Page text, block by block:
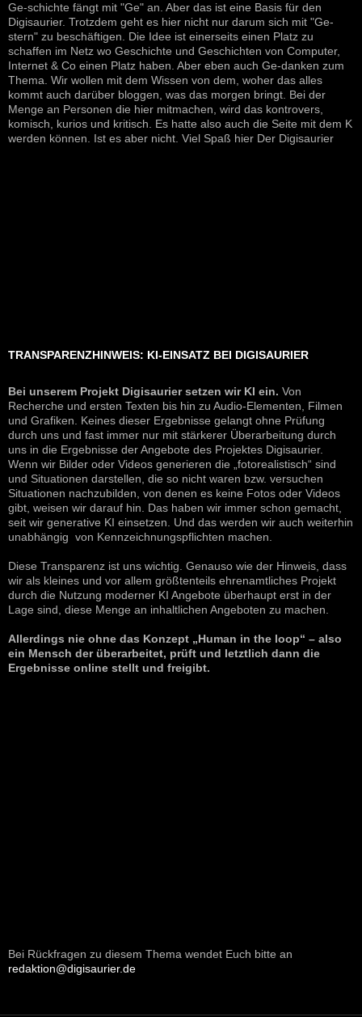
Ge-schichte fängt mit "Ge" an. Aber das ist eine Basis für den
Digisaurier. Trotzdem geht es hier nicht nur darum sich mit "Ge-
stern" zu beschäftigen. Die Idee ist einerseits einen Platz zu
schaffen im Netz wo Geschichte und Geschichten von Computer,
Internet & Co einen Platz haben. Aber eben auch Ge-danken zum
Thema. Wir wollen mit dem Wissen von dem, woher das alles
kommt auch darüber bloggen, was das morgen bringt. Bei der
Menge an Personen die hier mitmachen, wird das kontrovers,
komisch, kurios und kritisch. Es hatte also auch die Seite mit dem K
werden können. Ist es aber nicht. Viel Spaß hier Der Digisaurier
TRANSPARENZHINWEIS: KI-EINSATZ BEI DIGISAURIER
Bei unserem Projekt Digisaurier setzen wir KI ein. Von
Recherche und ersten Texten bis hin zu Audio-Elementen, Filmen
und Grafiken. Keines dieser Ergebnisse gelangt ohne Prüfung
durch uns und fast immer nur mit stärkerer Überarbeitung durch
uns in die Ergebnisse der Angebote des Projektes Digisaurier.
Wenn wir Bilder oder Videos generieren die „fotorealistisch“ sind
und Situationen darstellen, die so nicht waren bzw. versuchen
Situationen nachzubilden, von denen es keine Fotos oder Videos
gibt, weisen wir darauf hin. Das haben wir immer schon gemacht,
seit wir generative KI einsetzen. Und das werden wir auch weiterhin
unabhängig von Kennzeichnungspflichten machen.
Diese Transparenz ist uns wichtig. Genauso wie der Hinweis, dass
wir als kleines und vor allem größtenteils ehrenamtliches Projekt
durch die Nutzung moderner KI Angebote überhaupt erst in der
Lage sind, diese Menge an inhaltlichen Angeboten zu machen.
Allerdings nie ohne das Konzept „Human in the loop“ – also
ein Mensch der überarbeitet, prüft und letztlich dann die
Ergebnisse online stellt und freigibt.
Bei Rückfragen zu diesem Thema wendet Euch bitte an
redaktion@digisaurier.de